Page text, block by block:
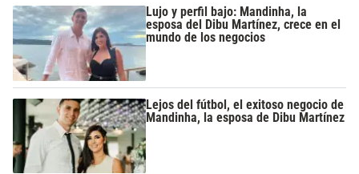
Lujo y perfil bajo: Mandinha, la
esposa del Dibu Martínez, crece en el
mundo de los negocios
Lejos del fútbol, el exitoso negocio de
Mandinha, la esposa de Dibu Martínez